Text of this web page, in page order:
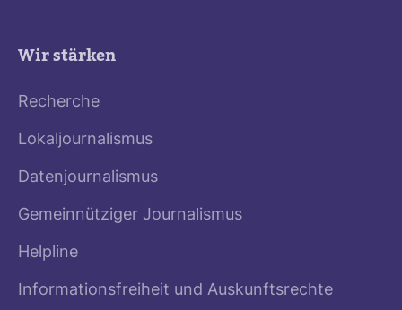
Wir stärken
Recherche
Lokaljournalismus
Datenjournalismus
Gemeinnütziger Journalismus
Helpline
Informationsfreiheit und Auskunftsrechte